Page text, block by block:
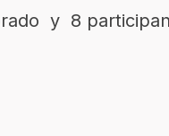
y 8